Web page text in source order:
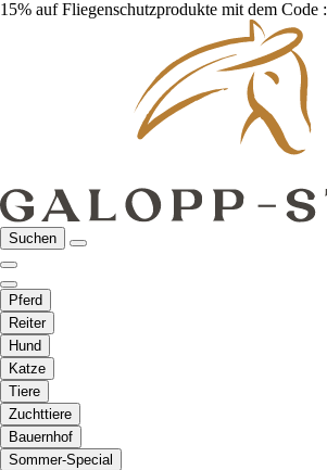
15% auf Fliegenschutzprodukte mit dem Code :
Suchen
Pferd
Reiter
Hund
Katze
Tiere
Zuchttiere
Bauernhof
Sommer-Special